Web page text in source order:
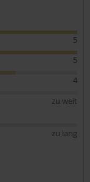
5
5
4
zu weit
zu lang